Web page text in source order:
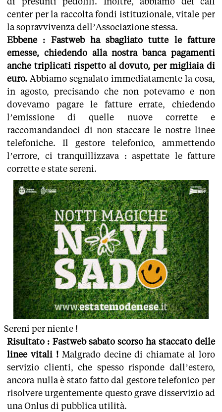
center per la raccolta fondi istituzionale, vitale per
la sopravvivenza dell’Associazione stessa.
Ebbene : Fastweb ha sbagliato tutte le fatture
emesse, chiedendo alla nostra banca pagamenti
anche triplicati rispetto al dovuto, per migliaia di
euro. Abbiamo segnalato immediatamente la cosa,
in agosto, precisando che non potevamo e non
dovevamo pagare le fatture errate, chiedendo
l’emissione di quelle nuove corrette e
raccomandandoci di non staccare le nostre linee
telefoniche. Il gestore telefonico, ammettendo
l’errore, ci tranquillizzava : aspettate le fatture
corrette e state sereni.
Sereni per niente !
Risultato : Fastweb sabato scorso ha staccato delle
linee vitali !Malgrado decine di chiamate al loro
servizio clienti, che spesso risponde dall’estero,
ancora nulla è stato fatto dal gestore telefonico per
risolvere urgentemente questo grave disservizio ad
una Onlus di pubblica utilità.